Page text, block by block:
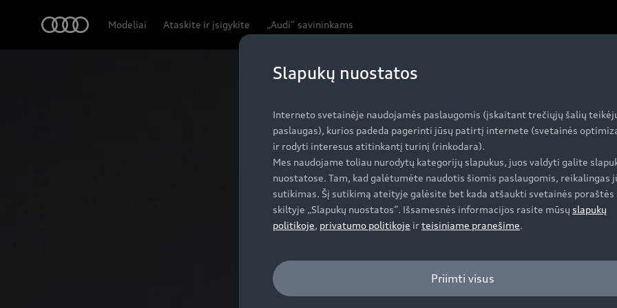
Modeliai Ataskite ir įsigykite „Audi“ savininkams
Pagrindiniai akcentai
Slapukų nuostatos
Interneto svetainėje naudojamės paslaugomis (įskaitant trečiųjų šalių
paslaugas), kurios padeda pagerinti jūsų patirtį internete (svetainės
ir rodyti interesus atitinkantį turinį (rinkodara).
Mes naudojame toliau nurodytų kategorijų slapukus, juos valdyti galite
nuostatose. Tam, kad galėtumėte naudotis šiomis paslaugomis, reikalingas
sutikimas. Šį sutikimą ateityje galėsite bet kada atšaukti svetainės
skiltyje „Slapukų nuostatos“. Išsamesnės informacijos rasite mūsų slapukų
politikoje, privatumo politikoje irteisiniame pranešime.
Priimti visus